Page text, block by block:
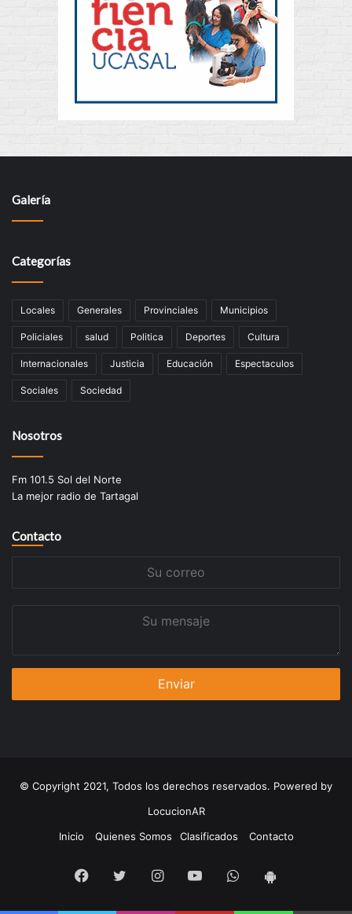
Galería
Categorías
Locales Generales Provinciales Municipios
Policiales salud Politica Deportes Cultura
Internacionales Justicia Educación Espectaculos
Sociales Sociedad
Nosotros
Fm 101.5 Sol del Norte
La mejor radio de Tartagal
Contacto
© Copyright 2021, Todos los derechos reservados. Powered by
LocucionAR
Inicio
Quienes Somos Clasificados Contacto
Facebook
TwitterInstagramYoutubeWhatsapp